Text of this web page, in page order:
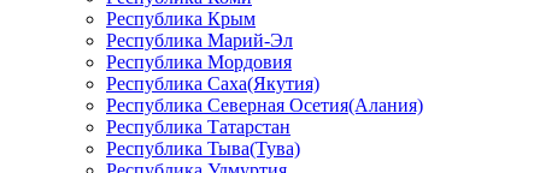
Республика Крым
Республика Марий-Эл
Республика Мордовия
Республика Саха(Якутия)
Республика Северная Осетия(Алания)
Республика Татарстан
Республика Тыва(Тува)